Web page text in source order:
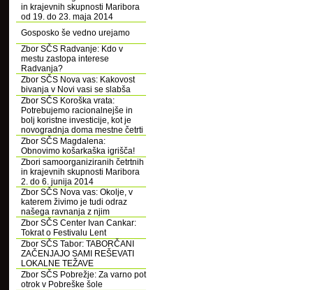
in krajevnih skupnosti Maribora
od 19. do 23. maja 2014
Gosposko še vedno urejamo
Zbor SČS Radvanje: Kdo v
mestu zastopa interese
Radvanja?
Zbor SČS Nova vas: Kakovost
bivanja v Novi vasi se slabša
Zbor SČS Koroška vrata:
Potrebujemo racionalnejše in
bolj koristne investicije, kot je
novogradnja doma mestne četrti
Zbor SČS Magdalena:
Obnovimo košarkaška igrišča!
Zbori samoorganiziranih četrtnih
in krajevnih skupnosti Maribora
2. do 6. junija 2014
Zbor SČS Nova vas: Okolje, v
katerem živimo je tudi odraz
našega ravnanja z njim
Zbor SČS Center Ivan Cankar:
Tokrat o Festivalu Lent
Zbor SČS Tabor: TABORČANI
ZAČENJAJO SAMI REŠEVATI
LOKALNE TEŽAVE
Zbor SČS Pobrežje: Za varno pot
otrok v Pobreške šole